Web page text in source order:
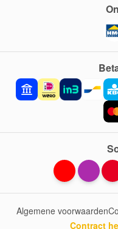
Algemene voorwaarden
Contract